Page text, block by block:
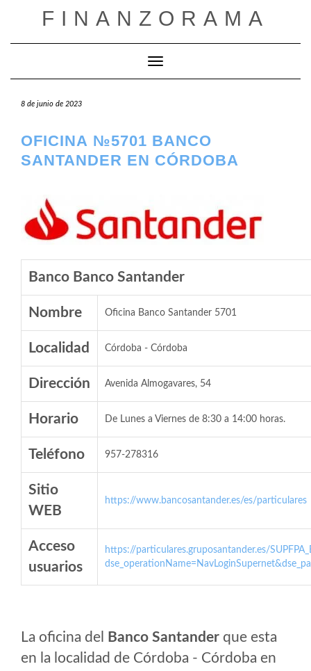
FINANZORAMA
Cambiar modo de navegación
8 de junio de 2023
OFICINA №5701 BANCO
SANTANDER EN CÓRDOBA
Banco Banco Santander
Nombre Oficina Banco Santander 5701
Localidad Córdoba - Córdoba
Dirección Avenida Almogavares, 54
Horario De Lunes a Viernes de 8:30 a 14:00 horas.
Teléfono 957-278316
Sitio
WEB
https://www.bancosantander.es/es/particulares
Acceso
usuarios
https://particulares.gruposantander.es/
La oficina del Banco Santander que esta
en la localidad de Córdoba - Córdoba en